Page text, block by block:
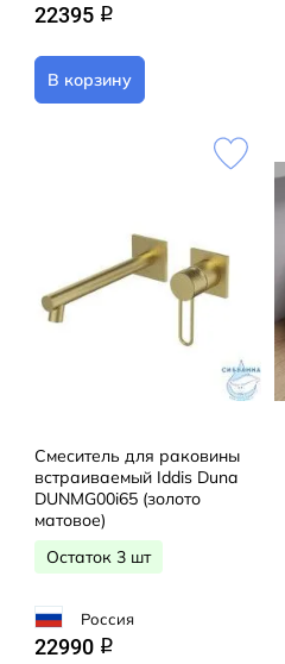
22395 q
В корзину
Смеситель для раковины
встраиваемый Iddis Duna
DUNMG00i65 (золото
матовое)
Остаток 3 шт
Россия
22990 q